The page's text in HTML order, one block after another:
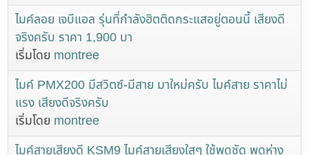
ไมค์ลอย เจบีแอล รุ่นที่กำลังฮิตติดกระแสอยู่ตอนนี้ เสียงดี
จริงครับ ราคา 1,900 บา
เริ่มโดย montree
ไมค์ PMX200 มีสวิตซ์-มีสาย มาใหม่ครับ ไมค์สาย ราคาไม่
แรง เสียงดีจริงครับ
เริ่มโดย montree
ไมค์สายเสียงดี KSM9 ไมค์สายเสียงใสๆ ใช้พูดชัด พูดห่าง